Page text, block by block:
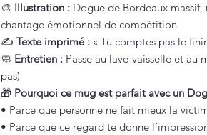
🎨 Illustration : Dogue de Bordeaux
chantage émotionnel de compétition
✍️ Texte imprimé : « Tu comptes pas le
🧼 Entretien : Passe au lave-vaisselle et au
pas)
🎁 Pourquoi ce mug est parfait avec un
• Parce que personne ne fait mieux la
• Parce que ce regard te donne